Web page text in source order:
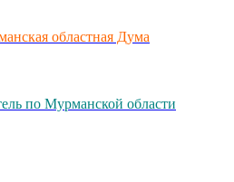
областная Дума
по Мурманской области